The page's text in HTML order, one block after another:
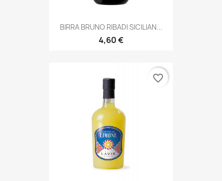
BIRRA BRUNO RIBADI SICILIAN...
4,60 €
favorite_border